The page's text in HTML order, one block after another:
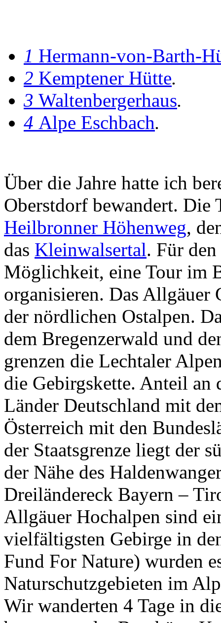
1 Hermann-von-Barth-
2 Kemptener Hütte.
3 Waltenbergerhaus.
4 Alpe Eschbach.
Über die Jahre hatte ich
Oberstdorf bewandert. Die
Heilbronner Höhenweg,
das Kleinwalsertal. Für
Möglichkeit, eine Tour im
organisieren. Das Allgäuer
der nördlichen Ostalpen.
dem Bregenzerwald und
grenzen die Lechtaler
die Gebirgskette. Anteil an
Länder Deutschland mit
Österreich mit den
der Staatsgrenze liegt der
der Nähe des
Dreiländereck Bayern –
Allgäuer Hochalpen sind
vielfältigsten Gebirge in
Fund For Nature) wurden
Naturschutzgebieten im
Wir wanderten 4 Tage in